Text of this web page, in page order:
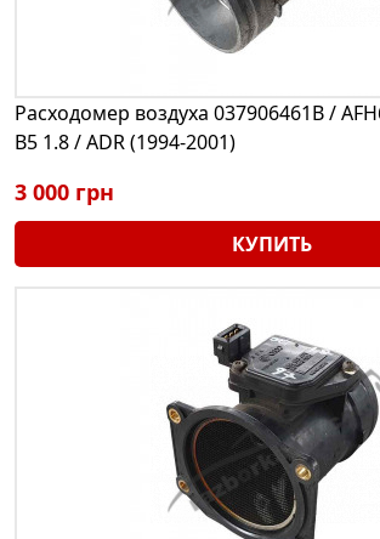
Расходомер воздуха 037906461B /
B5 1.8 / ADR (1994-2001)
3 000 грн
КУПИТЬ